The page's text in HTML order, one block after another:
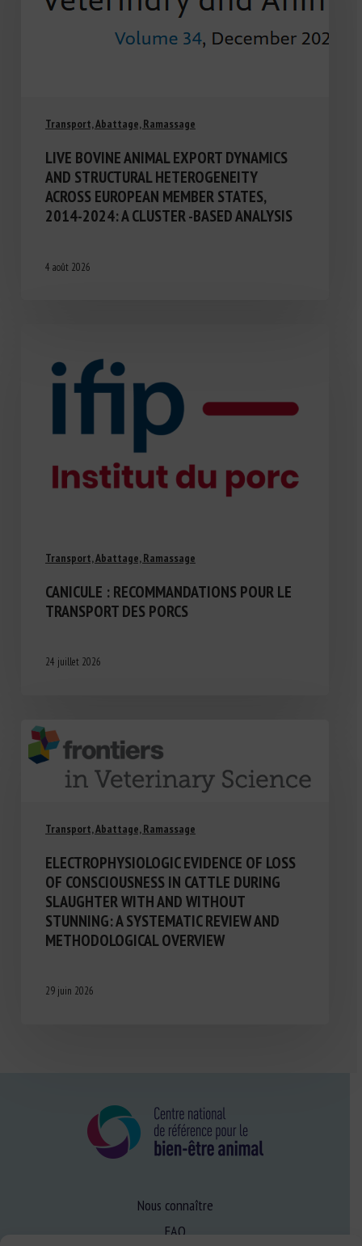
Transport, Abattage, Ramassage
LIVE BOVINE ANIMAL EXPORT DYNAMICS
AND STRUCTURAL HETEROGENEITY
ACROSS EUROPEAN MEMBER STATES,
2014-2024: A CLUSTER -BASED ANALYSIS
4 août 2026
Transport, Abattage, Ramassage
CANICULE : RECOMMANDATIONS POUR LE
TRANSPORT DES PORCS
24 juillet 2026
Transport, Abattage, Ramassage
ELECTROPHYSIOLOGIC EVIDENCE OF LOSS
OF CONSCIOUSNESS IN CATTLE DURING
SLAUGHTER WITH AND WITHOUT
STUNNING: A SYSTEMATIC REVIEW AND
METHODOLOGICAL OVERVIEW
29 juin 2026
Nous connaître
FAQ